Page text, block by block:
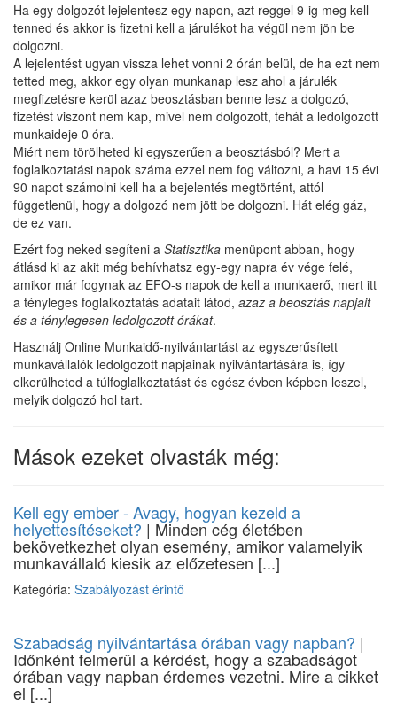
Ha egy dolgozót lejelentesz egy napon, azt reggel 9-ig meg kell
tenned és akkor is fizetni kell a járulékot ha végül nem jön be
dolgozni.
A lejelentést ugyan vissza lehet vonni 2 órán belül, de ha ezt nem
tetted meg, akkor egy olyan munkanap lesz ahol a járulék
megfizetésre kerül azaz beosztásban benne lesz a dolgozó,
fizetést viszont nem kap, mivel nem dolgozott, tehát a ledolgozott
munkaideje 0 óra.
Miért nem törölheted ki egyszerűen a beosztásból? Mert a
foglalkoztatási napok száma ezzel nem fog változni, a havi 15 évi
90 napot számolni kell ha a bejelentés megtörtént, attól
függetlenül, hogy a dolgozó nem jött be dolgozni. Hát elég gáz,
de ez van.
Ezért fog neked segíteni a Statisztika menüpont abban, hogy
átlásd ki az akit még behívhatsz egy-egy napra év vége felé,
amikor már fogynak az EFO-s napok de kell a munkaerő, mert itt
a tényleges foglalkoztatás adatait látod, azaz a beosztás napjait
és a ténylegesen ledolgozott órákat.
Használj Online Munkaidő-nyilvántartást az egyszerűsített
munkavállalók ledolgozott napjainak nyilvántartására is, így
elkerülheted a túlfoglalkoztatást és egész évben képben leszel,
melyik dolgozó hol tart.
Mások ezeket olvasták még:
Kell egy ember - Avagy, hogyan kezeld a
helyettesítéseket? | Minden cég életében
bekövetkezhet olyan esemény, amikor valamelyik
munkavállaló kiesik az előzetesen [...]
Kategória: Szabályozást érintő
Szabadság nyilvántartása órában vagy napban? |
Időnként felmerül a kérdést, hogy a szabadságot
órában vagy napban érdemes vezetni. Mire a cikket
el [...]